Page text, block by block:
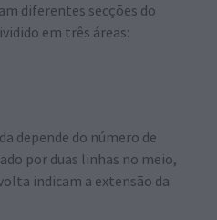
diferentes secções do
em três áreas:
depende do número de
por duas linhas no meio,
indicam a extensão da